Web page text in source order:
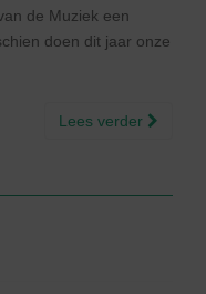
de Muziek een
doen dit jaar onze
Lees verder